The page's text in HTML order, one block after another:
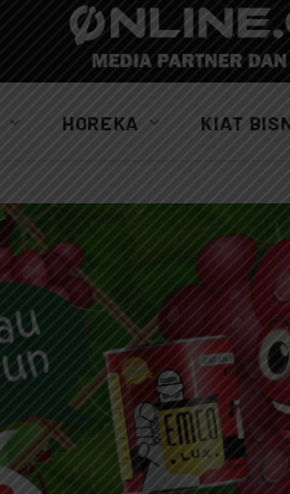
HOREKA KIAT